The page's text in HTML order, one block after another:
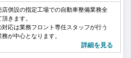
店併設の指定工場での自動車整備業務全
きます。
対応は業務フロント専任スタッフが行う
が中心となります。
車は普通自動車、軽自動車で、オールメ
しております。
詳細を見る